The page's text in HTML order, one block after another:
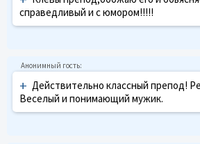
справедливый и с юмором!!!!!
+ Действительно классный препод!
Веселый и понимающий мужик.